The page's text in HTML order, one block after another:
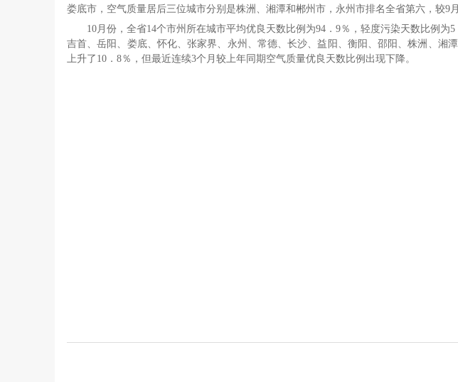
娄底市，空气质量居后三位城市分别是株洲、湘潭和郴州市，永州市排名全省第六，较9
10月份，全省14个市州所在城市平均优良天数比例为94．9％，轻度污染天数比例
吉首、岳阳、娄底、怀化、张家界、永州、常德、长沙、益阳、衡阳、邵阳、株洲、湘
上升了10．8％，但最近连续3个月较上年同期空气质量优良天数比例出现下降。